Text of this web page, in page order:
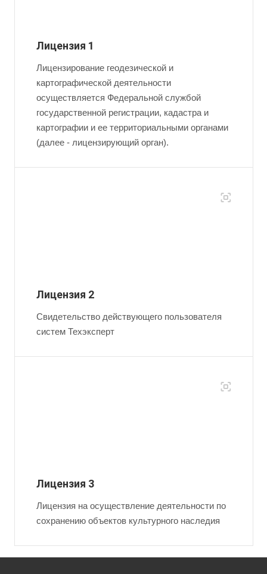
Лицензия 1
Лицензирование геодезической и
картографической деятельности
осуществляется Федеральной службой
государственной регистрации, кадастра и
картографии и ее территориальными органами
(далее - лицензирующий орган).
Лицензия 2
Свидетельство действующего пользователя
систем Техэксперт
Лицензия 3
Лицензия на осуществление деятельности по
сохранению объектов культурного наследия